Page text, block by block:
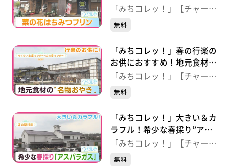
広場 あぐりっと】（宮城・
「みちコレッ！」【チャー
ジ！】
無料
「みちコレッ！」春の行楽の
お供におすすめ！地元食材で
作る“名物おやき” 【やくら
ター】（宮城・加美町）
「みちコレッ！」【チャー
ジ！】
無料
「みちコレッ！」大きい＆カ
ラフル！希少な春採り”アス
パラガス” 【道の駅村田】
「みちコレッ！」【チャー
ジ！】
無料